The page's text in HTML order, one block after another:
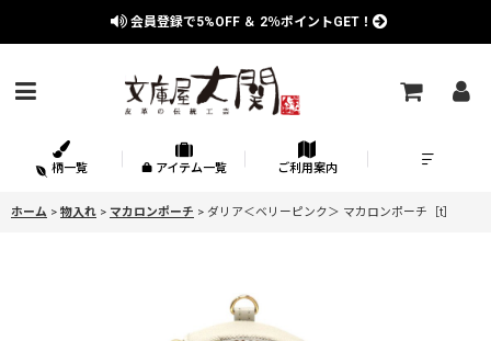
会員登録で5%OFF ＆ 2％ポイントGET！
柄一覧 アイテム一覧 ご利用案内
ホーム > 物入れ > マカロンポーチ > ダリア＜ベリーピンク＞ マカロンポーチ［t］